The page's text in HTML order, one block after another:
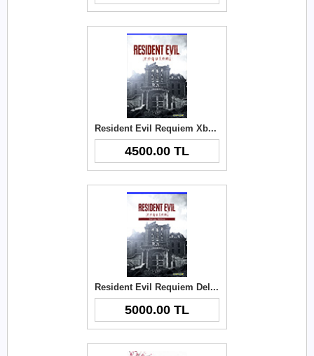
Resident Evil Requiem Xbox Key
4500.00 TL
Resident Evil Requiem Deluxe Edition Xbox Key
5000.00 TL